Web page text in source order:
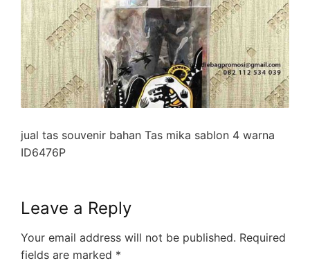
jual tas souvenir bahan Tas mika sablon 4 warna
ID6476P
Leave a Reply
Your email address will not be published. Required
fields are marked *